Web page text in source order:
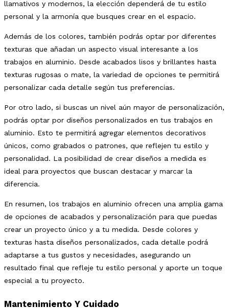
llamativos y modernos, la elección dependerá de tu estilo
personal y la armonía que busques crear en el espacio.
Además de los colores, también podrás optar por diferentes
texturas que añadan un aspecto visual interesante a los
trabajos en aluminio. Desde acabados lisos y brillantes hasta
texturas rugosas o mate, la variedad de opciones te permitirá
personalizar cada detalle según tus preferencias.
Por otro lado, si buscas un nivel aún mayor de personalización,
podrás optar por diseños personalizados en tus trabajos en
aluminio. Esto te permitirá agregar elementos decorativos
únicos, como grabados o patrones, que reflejen tu estilo y
personalidad. La posibilidad de crear diseños a medida es
ideal para proyectos que buscan destacar y marcar la
diferencia.
En resumen, los trabajos en aluminio ofrecen una amplia gama
de opciones de acabados y personalización para que puedas
crear un proyecto único y a tu medida. Desde colores y
texturas hasta diseños personalizados, cada detalle podrá
adaptarse a tus gustos y necesidades, asegurando un
resultado final que refleje tu estilo personal y aporte un toque
especial a tu proyecto.
Mantenimiento Y Cuidado